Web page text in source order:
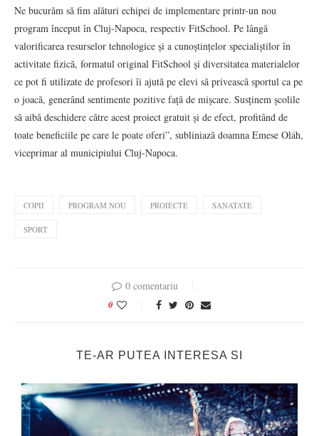
Ne bucurăm să fim alături echipei de implementare printr-un nou
program început în Cluj-Napoca, respectiv FitSchool. Pe lângă
valorificarea resurselor tehnologice și a cunoștințelor specialiștilor în
activitate fizică, formatul original FitSchool și diversitatea materialelor
ce pot fi utilizate de profesori îi ajută pe elevi să privească sportul ca pe
o joacă, generând sentimente pozitive față de mișcare. Susținem școlile
să aibă deschidere către acest proiect gratuit și de efect, profitând de
toate beneficiile pe care le poate oferi”, subliniază doamna Emese Oláh,
viceprimar al municipiului Cluj-Napoca.
COPII PROGRAM NOU PROIECTE SANATATE
SPORT
0 comentariu
0
TE-AR PUTEA INTERESA SI